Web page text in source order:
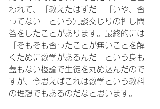
われて、「教えたはずだ」「いや、習
ってない」という冗談交じりの押し問
答をしたことがあります。最終的には
「そもそも習ったことが無いことを解
くために数学があるんだ」という身も
蓋もない極論で生徒を丸め込んだので
すが、今思えばこれは数学という教科
の理想でもあるのだなと思います。